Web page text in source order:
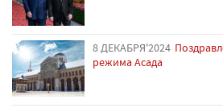
8 ДЕКАБРЯ'2024
режима Асада